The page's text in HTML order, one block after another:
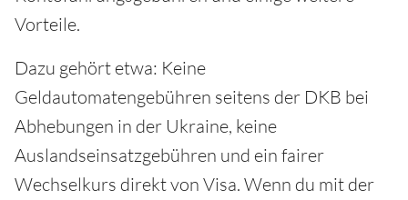
Vorteile.
Dazu gehört etwa: Keine
Geldautomatengebühren seitens der DKB bei
Abhebungen in der Ukraine, keine
Auslandseinsatzgebühren und ein fairer
Wechselkurs direkt von Visa. Wenn du mit der